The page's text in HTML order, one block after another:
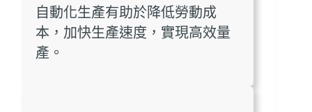
自動化生產有助於降低勞動成
本，加快生產速度，實現高效量
產。